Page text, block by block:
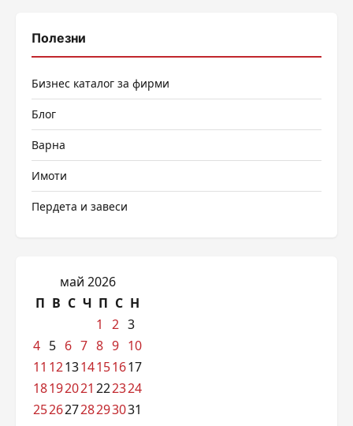
Полезни
Бизнес каталог за фирми
Блог
Варна
Имоти
Пердета и завеси
май 2026
П В С Ч П С Н
1
2 3
4 5 6 7 8 9 10
11 121314151617
18192021 222324
25262728293031